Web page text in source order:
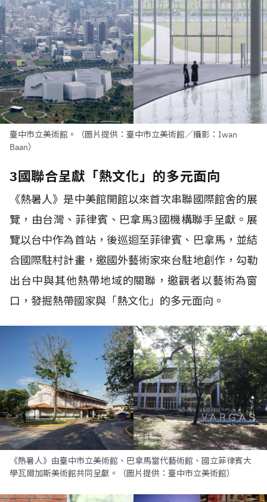
臺中市立美術館。（圖片提供：臺中市立美術館／攝影：Iwan
Baan）
3國聯合呈獻「熱文化」的多元面向
《熱暑人》是中美館開館以來首次串聯國際館舍的展
覽，由台灣、菲律賓、巴拿馬3國機構聯手呈獻。展
覽以台中作為首站，後巡迴至菲律賓、巴拿馬，並結
合國際駐村計畫，邀國外藝術家來台駐地創作，勾勒
出台中與其他熱帶地域的關聯，邀觀者以藝術為窗
口，發掘熱帶國家與「熱文化」的多元面向。
《熱暑人》由臺中市立美術館、巴拿馬當代藝術館、國立菲律賓大
學瓦爾加斯美術館共同呈獻。（圖片提供：臺中市立美術館）